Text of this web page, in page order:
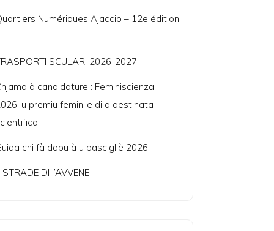
Numériques Ajaccio – 12e édition
SCULARI 2026-2027
à candidature : Feminiscienza
u premiu feminile di a destinata
chi fà dopu à u bascigliè 2026
STRADE DI l’AVVENE